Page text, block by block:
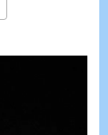
NEWS